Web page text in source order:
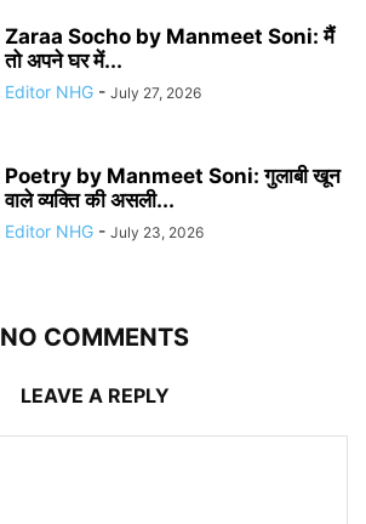
Zaraa Socho by Manmeet Soni: मैं
तो अपने घर में...
Editor NHG - July 27, 2026
Poetry by Manmeet Soni: गुलाबी खून
वाले व्यक्ति की असली...
Editor NHG - July 23, 2026
NO COMMENTS
LEAVE A REPLY